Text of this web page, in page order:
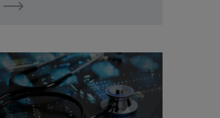
sociétaires
?
l’intelligence artificielle transforme la santé ?